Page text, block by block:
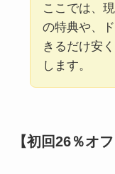
ここでは、
の特典や、
きるだけ安
します。
【初回26％オ